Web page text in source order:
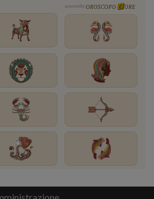
powered by OROSCOPO ORE